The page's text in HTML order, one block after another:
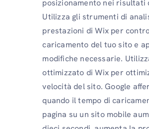
posizionamento nei risultati
Utilizza gli strumenti di
prestazioni di Wix per
caricamento del tuo sito e
modifiche necessarie.
ottimizzato di Wix per
velocità del sito. Google
quando il tempo di
pagina su un sito mobile